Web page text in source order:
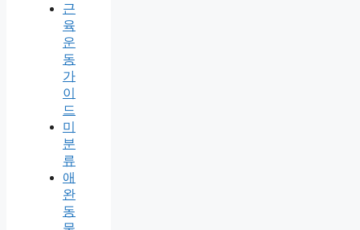
근
육
운
동
가
이
드
미
분
류
애
완
동